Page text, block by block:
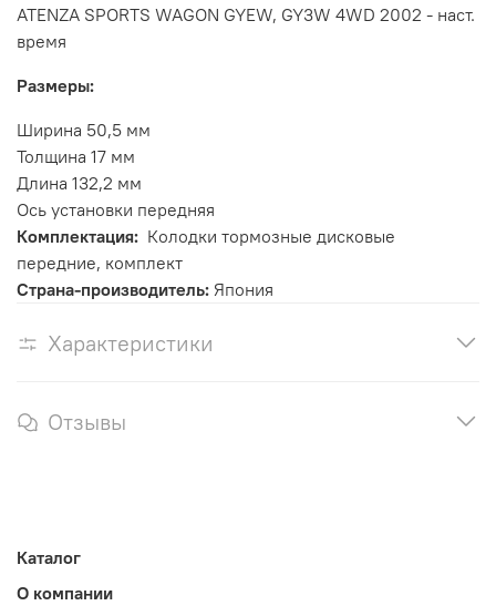
ATENZA SPORTS WAGON GYEW, GY3W 4WD 2002 - наст.
время
Размеры:
Ширина 50,5 мм
Толщина 17 мм
Длина 132,2 мм
Ось установки передняя
Комплектация: Колодки тормозные дисковые
передние, комплект
Страна-производитель: Япония
Характеристики
Отзывы
Каталог
О компании